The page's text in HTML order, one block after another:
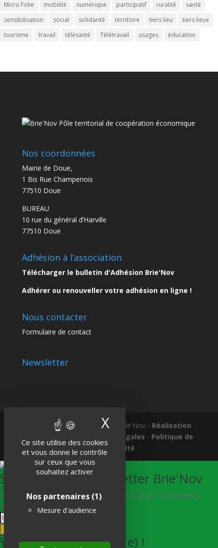
Ce site utilise des cookies
et vous donne le contrôle
sur ceux que vous
souhaitez activer
Nos partenaires (1)
Mesure d'audience
X Masquer le
Micro Folie
mobilité numérique participatif ruralité
santé
sensibilisation
social solidarité territoire tiers lieu
tiers lieux
tourisme
travail télésanté Télétravail usages éducation
Nos coordonnées
Mairie de Doue,
1 Bis Rue Champenois
77510 Doue
BUREAU
10 rue du général d’Harville
77510 Doue
Adhésion à l’association
Télécharger le bulletin d'Adhésion Brie'Nov
Adhérer ou renouveller votre adhésion en ligne !
Nous contacter
Formulaire de contact
Newsletter
Tous droits réservés © 2018 Brie'Nov - Réalisation
Mentions légales - Politique de
confidentialité
S'abonner à la Newsletter Brie'Nov
Abonnez-vous à notre newsletter afin de recevoir nos dernières
actualités.
Vous êtes bien inscrit(e) !